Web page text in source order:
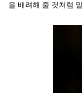
을 배려해 줄 것처럼